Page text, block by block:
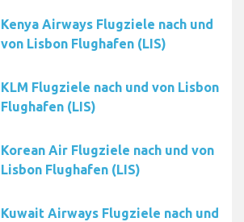
Kenya Airways Flugziele nach und
von Lisbon Flughafen (LIS)
KLM Flugziele nach und von Lisbon
Flughafen (LIS)
Korean Air Flugziele nach und von
Lisbon Flughafen (LIS)
Kuwait Airways Flugziele nach und